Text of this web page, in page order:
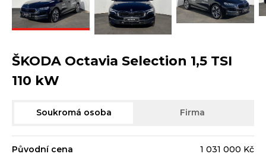
ŠKODA Octavia Selection 1,5 TSI
110 kW
Soukromá osoba Firma
Původní cena
1 031 000 Kč